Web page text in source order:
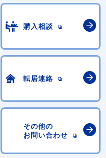
購入相談
転居連絡
その他の
お問い合わせ